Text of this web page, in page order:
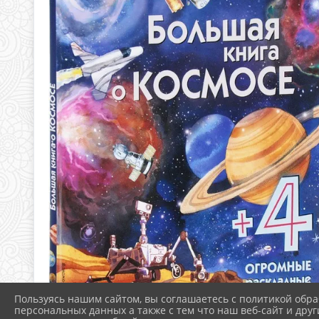
Пользуясь нашим сайтом, вы соглашаетесь с политикой
персональных данных а также с тем что наш веб-сайт и